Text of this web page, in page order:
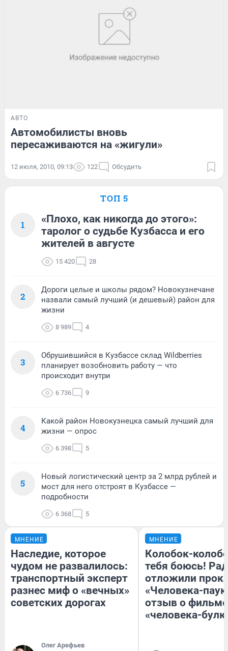
АВТО
Автомобилисты вновь
пересаживаются на «жигули»
12 июля, 2010, 09:13 122 Обсудить
ТОП 5
1
«Плохо, как никогда до этого»:
таролог о судьбе Кузбасса и его
жителей в августе
15 420 28
2
Дороги целые и школы рядом? Новокузнечане
назвали самый лучший (и дешевый) район для
жизни
8 989 4
3
Обрушившийся в Кузбассе склад Wildberries
планирует возобновить работу — что
происходит внутри
6 736 9
4
Какой район Новокузнецка самый лучший для
жизни — опрос
6 398 5
5
Новый логистический центр за 2 млрд рублей и
мост для него отстроят в Кузбассе —
подробности
6 368 5
МНЕНИЕ
Наследие, которое
чудом не развалилось:
транспортный эксперт
разнес миф о «вечных»
советских дорогах
Олег Арефьев
МНЕНИЕ
Колобок-
тебя боюсь!
отложили
«Человека-
отзыв о
«человека-